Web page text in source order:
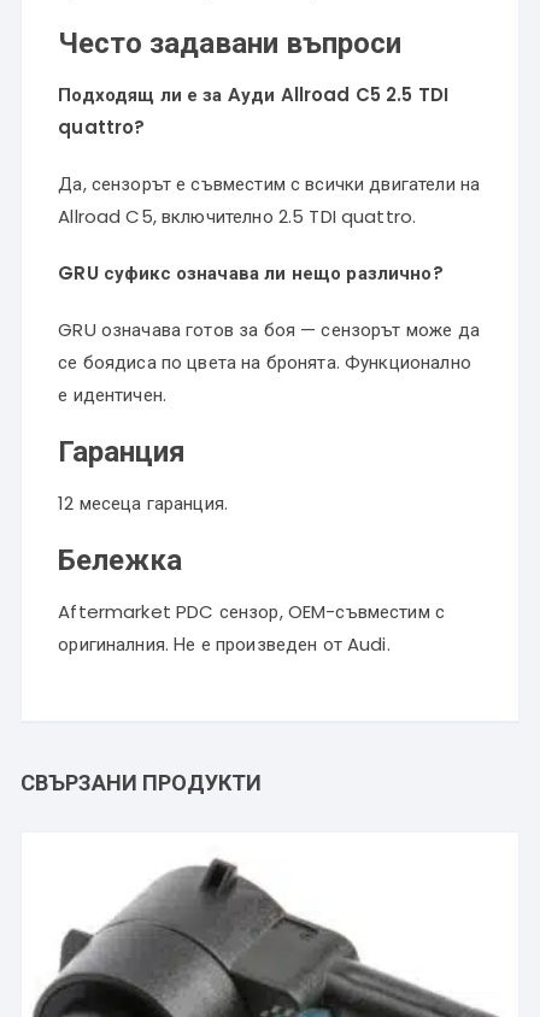
Често задавани въпроси
Подходящ ли е за Ауди Allroad C5 2.5 TDI
quattro?
Да, сензорът е съвместим с всички двигатели на
Allroad C5, включително 2.5 TDI quattro.
GRU суфикс означава ли нещо различно?
GRU означава готов за боя — сензорът може да
се боядиса по цвета на бронята. Функционално
е идентичен.
Гаранция
12 месеца гаранция.
Бележка
Aftermarket PDC сензор, OEM-съвместим с
оригиналния. Не е произведен от Audi.
СВЪРЗАНИ ПРОДУКТИ